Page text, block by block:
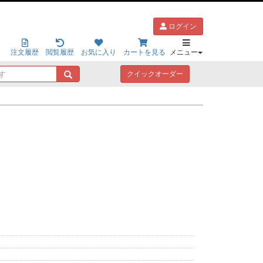
ログイン
注文履歴 閲覧履歴 お気に入り カートを見る メニュー
クイックオーダー